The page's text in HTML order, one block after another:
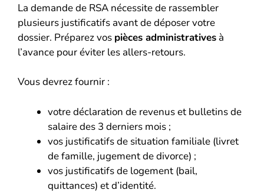
La demande de RSA nécessite de rassembler
plusieurs justificatifs avant de déposer votre
dossier. Préparez vos pièces administratives à
l’avance pour éviter les allers-retours.
Vous devrez fournir :
votre déclaration de revenus et bulletins de
salaire des 3 derniers mois ;
vos justificatifs de situation familiale (livret
de famille, jugement de divorce) ;
vos justificatifs de logement (bail,
quittances) et d’identité.